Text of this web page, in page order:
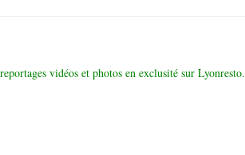
vidéos et photos en exclusité sur Lyonresto.